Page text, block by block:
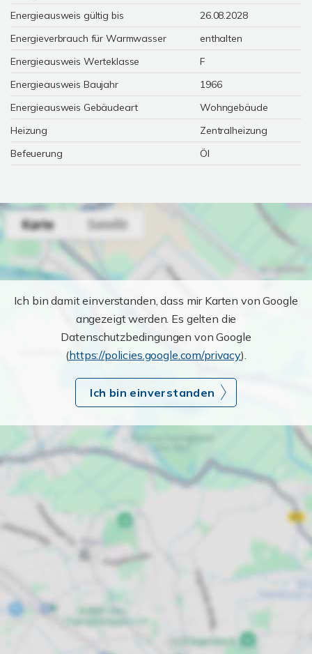
Energieausweis gültig bis
26.08.2028
Energieverbrauch für Warmwasser
enthalten
Energieausweis Werteklasse
F
Energieausweis Baujahr
1966
Energieausweis Gebäudeart
Wohngebäude
Heizung
Zentralheizung
Befeuerung
Öl
Ich bin damit einverstanden, dass mir Karten von Google
angezeigt werden. Es gelten die
Datenschutzbedingungen von Google
(https://policies.google.com/privacy).
Ich bin einverstanden